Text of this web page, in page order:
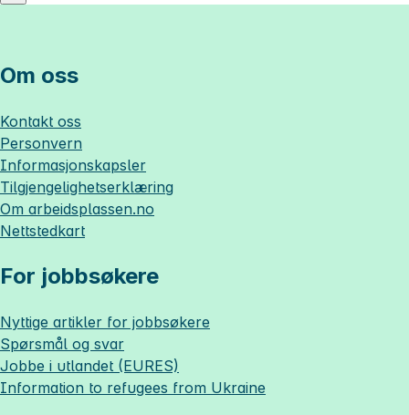
Om oss
Kontakt oss
Personvern
Informasjonskapsler
Tilgjengelighetserklæring
Om arbeidsplassen.no
Nettstedkart
For jobbsøkere
Nyttige artikler for jobbsøkere
Spørsmål og svar
Jobbe i utlandet (EURES)
Information to refugees from Ukraine